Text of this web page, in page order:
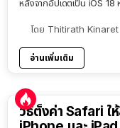
หลังจากอัปเดตเป็น iOS
โดย Thitirath Kinaret
อ่านเพิ่มเติม
วิธีตั้งค่า Safari ใ